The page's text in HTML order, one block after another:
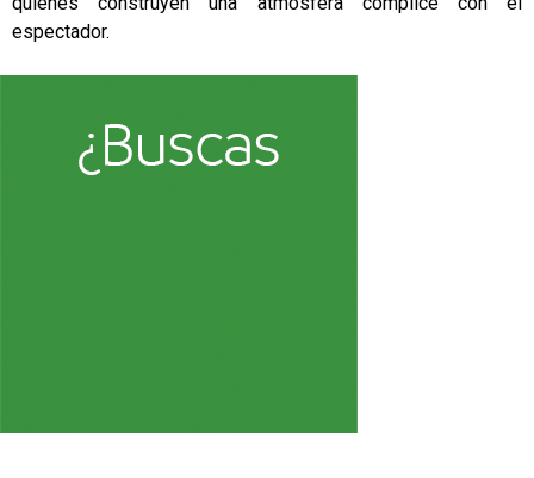
espectador.